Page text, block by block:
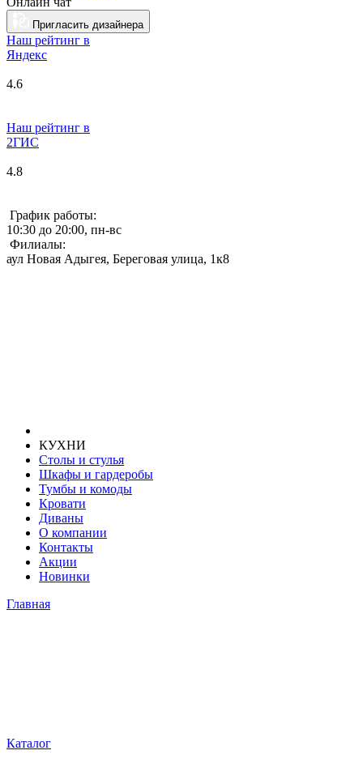
Пригласить дизайнера
Наш рейтинг в
Яндекс
4.6
Наш рейтинг в
2ГИС
4.8
График работы:
10:30 до 20:00, пн-вс
Филиалы:
аул Новая Адыгея, Береговая улица, 1к8
КУХНИ
Столы и стулья
Шкафы и гардеробы
Тумбы и комоды
Кровати
Диваны
О компании
Контакты
Акции
Новинки
Главная
Каталог